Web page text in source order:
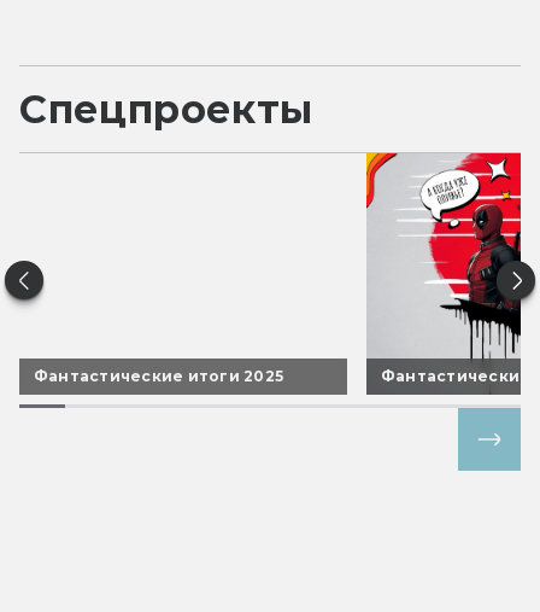
Спецпроекты
Фантастические итоги 2025 Фантастические